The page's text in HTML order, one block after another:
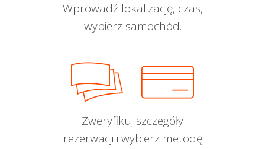
Wprowadź lokalizację, czas,
wybierz samochód.
Zweryfikuj szczegóły
rezerwacji i wybierz metodę